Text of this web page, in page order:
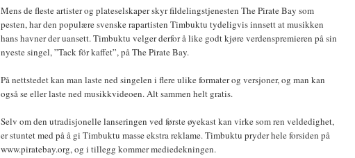
Mens de fleste artister og plateselskaper skyr fildelingstjenesten The Pirate Bay som
pesten, har den populære svenske rapartisten Timbuktu tydeligvis innsett at musikken
hans havner der uansett. Timbuktu velger derfor å like godt kjøre verdenspremieren på sin
nyeste singel, ”Tack för kaffet”, på The Pirate Bay.
På nettstedet kan man laste ned singelen i flere ulike formater og versjoner, og man kan
også se eller laste ned musikkvideoen. Alt sammen helt gratis.
Selv om den utradisjonelle lanseringen ved første øyekast kan virke som ren veldedighet,
er stuntet med på å gi Timbuktu masse ekstra reklame. Timbuktu pryder hele forsiden på
www.piratebay.org, og i tillegg kommer mediedekningen.